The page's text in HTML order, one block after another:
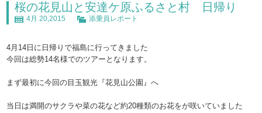
桜の花見山と安達ケ原ふるさと村 日帰り
4月 20,2015 添乗員レポート
4月14日に日帰りで福島に行ってきました
今回は総勢14名様でのツアーとなります。
まず最初に今回の目玉観光『花見山公園』へ
当日は満開のサクラや菜の花など約20種類のお花をが咲いていました